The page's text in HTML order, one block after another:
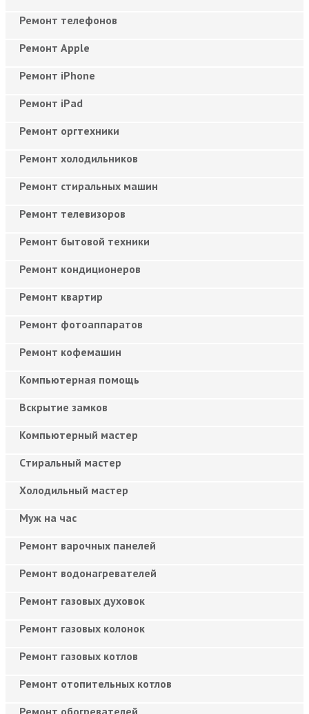
Ремонт телефонов
Ремонт Apple
Ремонт iPhone
Ремонт iPad
Ремонт оргтехники
Ремонт холодильников
Ремонт стиральных машин
Ремонт телевизоров
Ремонт бытовой техники
Ремонт кондиционеров
Ремонт квартир
Ремонт фотоаппаратов
Ремонт кофемашин
Компьютерная помощь
Вскрытие замков
Компьютерный мастер
Cтиральный мастер
Холодильный мастер
Муж на час
Ремонт варочных панелей
Ремонт водонагревателей
Ремонт газовых духовок
Ремонт газовых колонок
Ремонт газовых котлов
Ремонт отопительных котлов
Ремонт обогревателей